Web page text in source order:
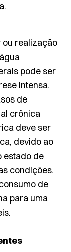
ou realização
pode ser
intensa.
de
crônica
deve ser
devido ao
estado de
condições.
de
para uma